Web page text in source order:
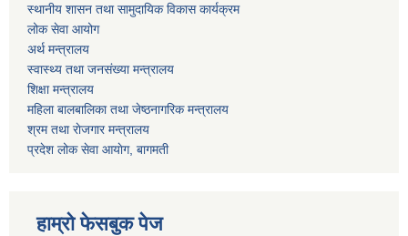
स्थानीय शासन तथा सामुदायिक विकास कार्यक्रम
लोक सेवा आयोग
अर्थ मन्त्रालय
स्वास्थ्य तथा जनस‌ंख्या मन्त्रालय
शिक्षा मन्त्रालय
महिला बालबालिका तथा जेष्ठनागरिक मन्त्रालय
श्रम तथा राेजगार मन्त्रालय
प्रदेश लोक सेवा आयाेग, बागमती
हाम्रो फेसबुक पेज